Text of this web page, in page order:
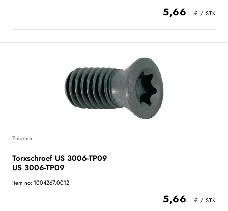
5,66
Zubehör
Torxschroef US 3006-TP09
US 3006-TP09
Item no: 1004267.0012
5,66